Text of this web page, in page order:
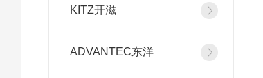
KITZ开滋
ADVANTEC东洋